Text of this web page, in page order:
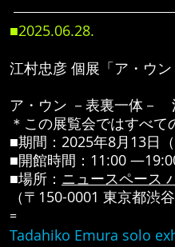
■2025.06.28.
江村忠彦 個展「ア・ウ
ア・ウン － 表裏一体 －
＊この展覧会ではすべ
■期間：2025年8月13日
■開館時間：11:00
■場所： ニュースペース
（〒150-0001 東京都渋
=
Tadahiko Emura solo